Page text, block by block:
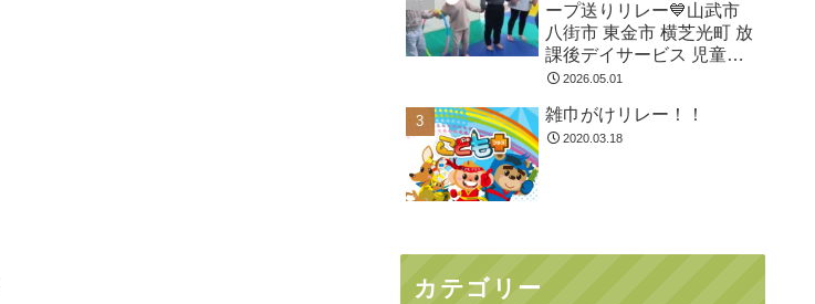
ープ送りリレー💙山武市
八街市 東金市 横芝光町 放
課後デイサービス 児童発
達支援 運動療育
2026.05.01
雑巾がけリレー！！
2020.03.18
カテゴリー